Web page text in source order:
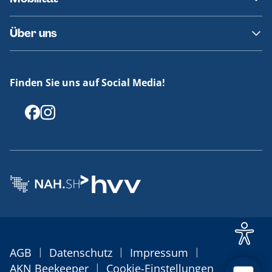
Fundsachen
Häufige Fragen
Barrierefreies Reisen
Erklärung Barrierefreiheit
Über uns
Offenlegungen
Finden Sie uns auf Social Media!
AGB | Datenschutz | Impressum |
AKN Beekeeper | Cookie-Einstellungen